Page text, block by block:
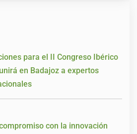
para el II Congreso Ibérico
en Badajoz a expertos
con la innovación